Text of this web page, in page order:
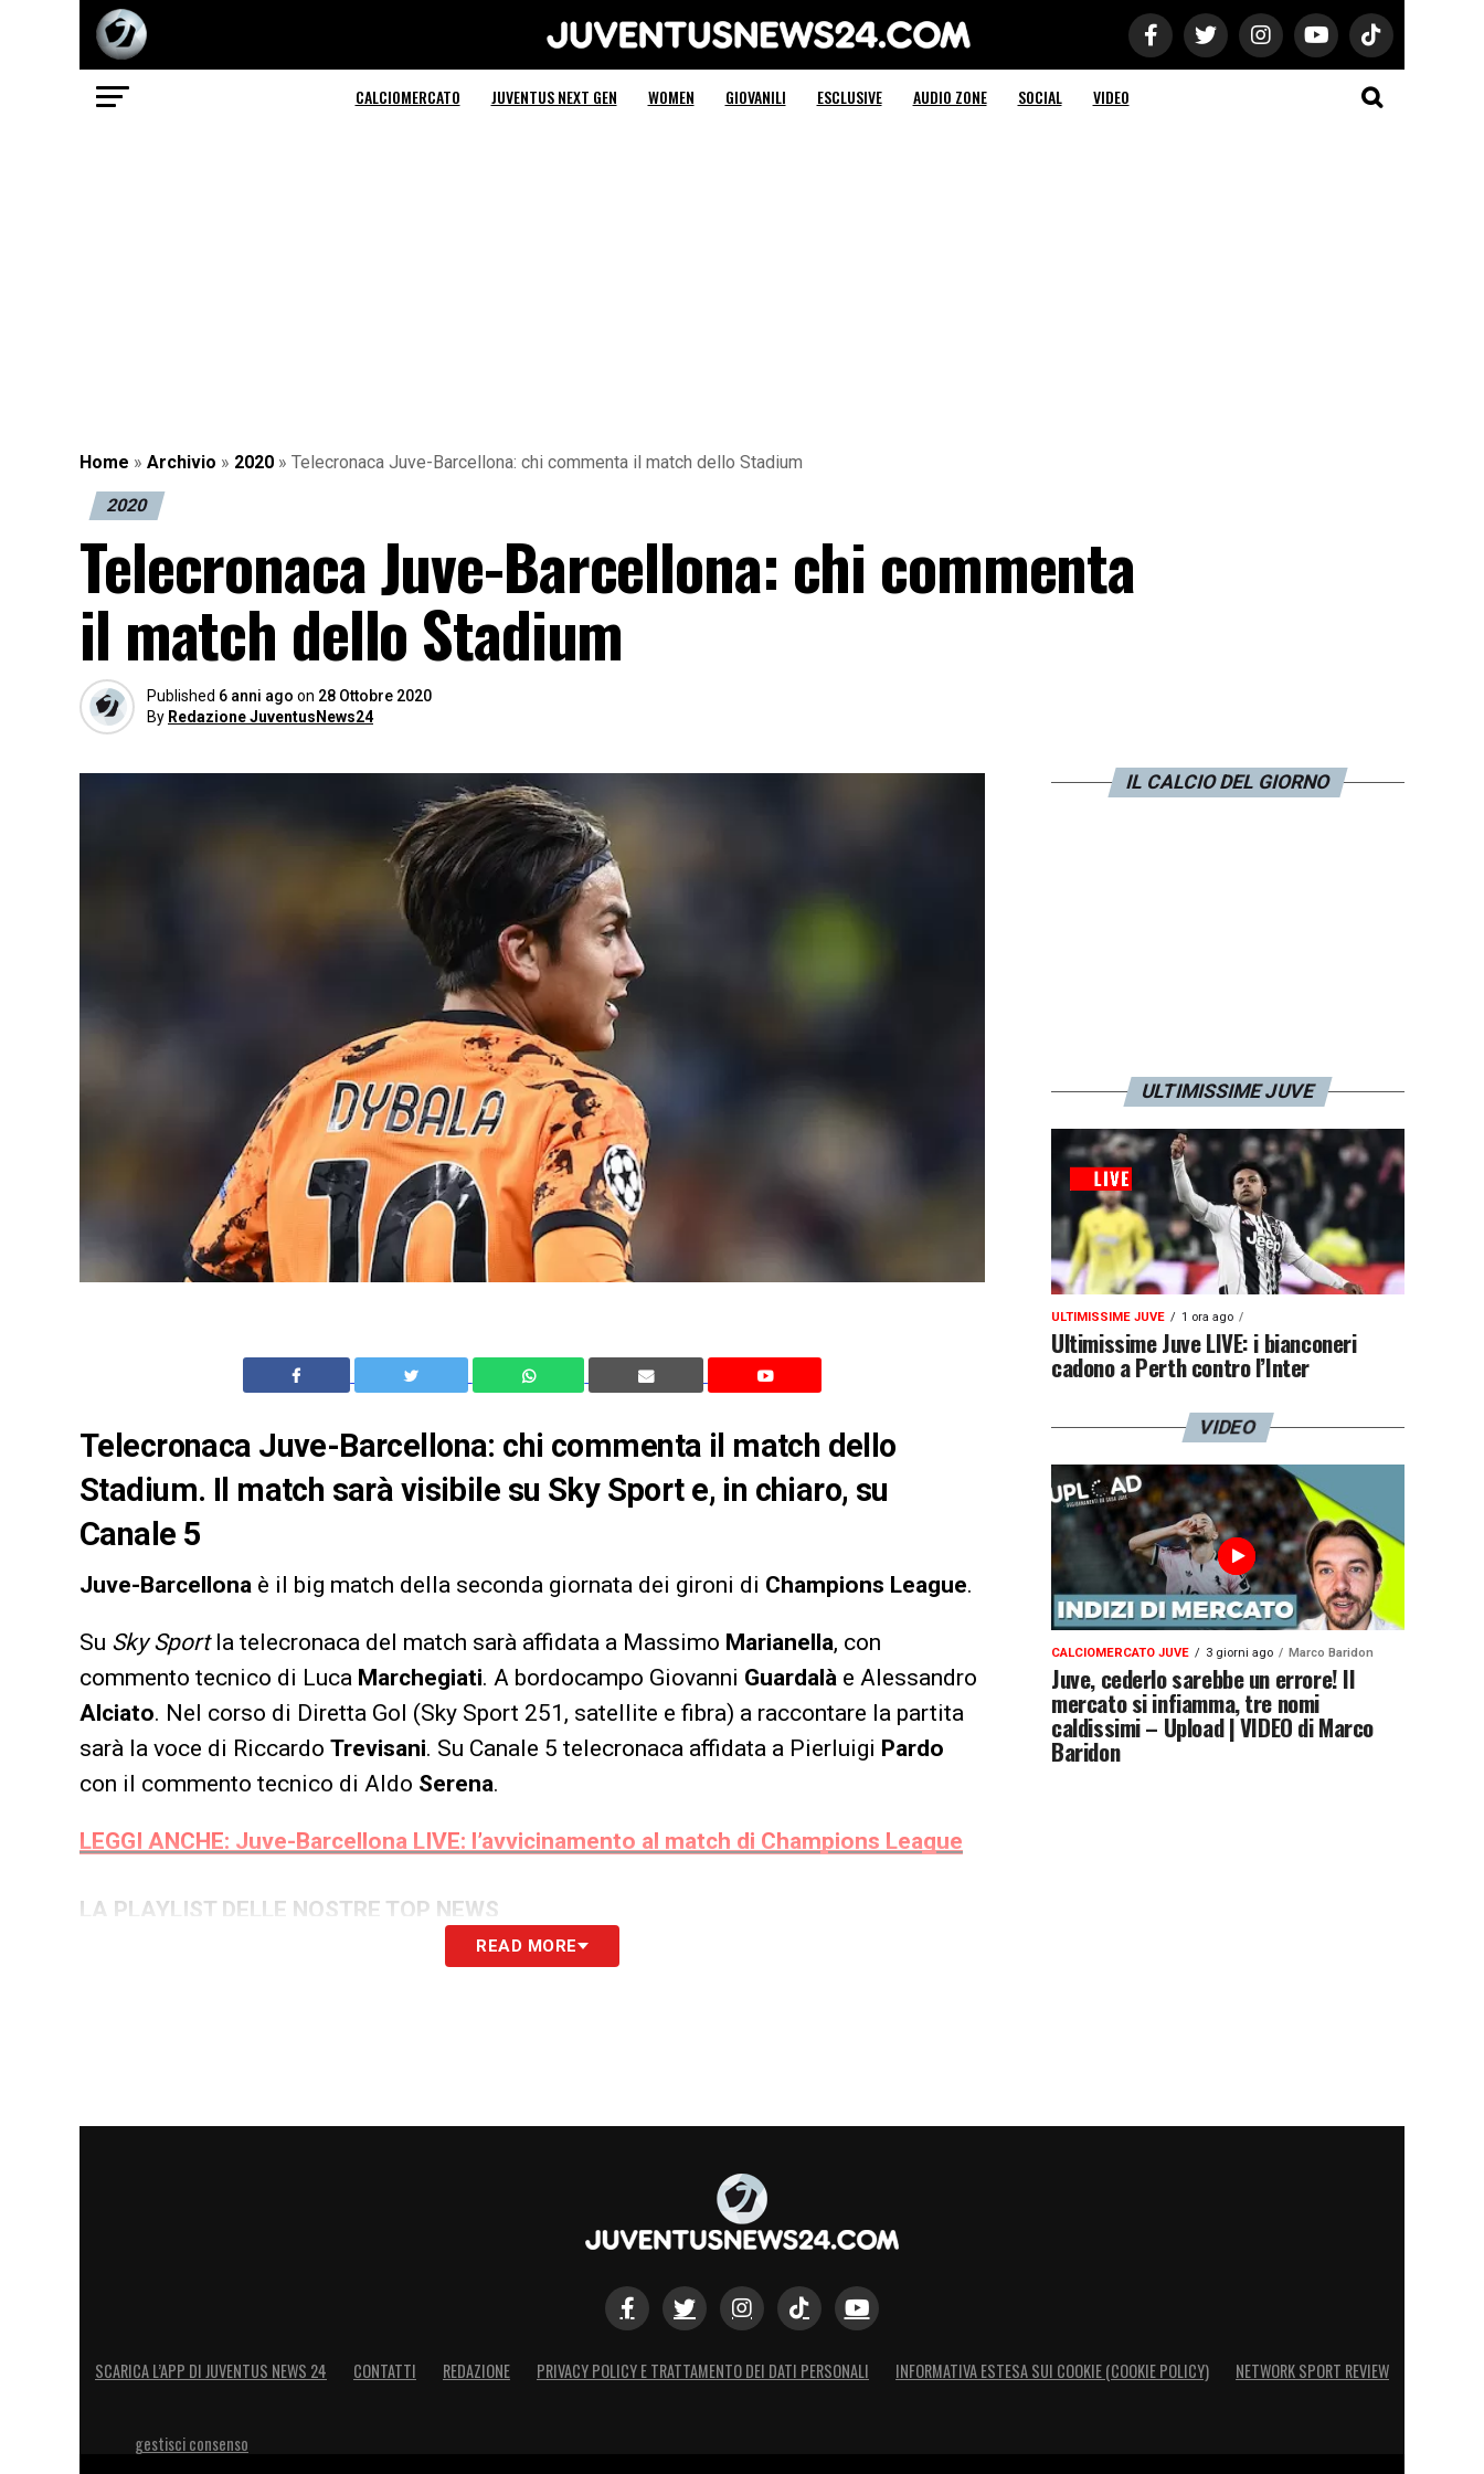
Juventus News 24
CALCIOMERCATO JUVENTUS NEXT GEN WOMEN GIOVANILI ESCLUSIVE AUDIO ZONE SOCIAL VIDEO
Home » Archivio » 2020 » Telecronaca Juve-Barcellona: chi commenta il match dello Stadium
2020
Telecronaca Juve-Barcellona: chi commenta
il match dello Stadium
Published 6 anni ago on 28 Ottobre 2020
By Redazione JuventusNews24
Telecronaca Juve-Barcellona: chi commenta il match dello
Stadium. Il match sarà visibile su Sky Sport e, in chiaro, su
Canale 5
Juve-Barcellona è il big match della seconda giornata dei gironi di Champions League.
Su Sky Sportla telecronaca del match sarà affidata a Massimo Marianella, con
commento tecnico di Luca Marchegiati. A bordocampo Giovanni Guardalà e Alessandro
Alciato. Nel corso di Diretta Gol (Sky Sport 251, satellite e fibra) a raccontare la partita
sarà la voce di Riccardo Trevisani. Su Canale 5 telecronaca affidata a Pierluigi Pardo
con il commento tecnico di Aldo Serena.
LEGGI ANCHE: Juve-Barcellona LIVE: l’avvicinamento al match di Champions League
LA PLAYLIST DELLE NOSTRE TOP NEWS
READ MORE
IL CALCIO DEL GIORNO
ULTIMISSIME JUVE
ULTIMISSIME JUVE 1 ora ago
Ultimissime Juve LIVE: i bianconeri
cadono a Perth contro l’Inter
VIDEO
CALCIOMERCATO JUVE 3 giorni ago Marco Baridon
Juve, cederlo sarebbe un errore! Il
mercato si infiamma, tre nomi
caldissimi – Upload | VIDEO di Marco
Baridon
SCARICA L’APP DI JUVENTUS NEWS 24 CONTATTI REDAZIONE PRIVACY POLICY E TRATTAMENTO DEI DATI PERSONALI INFORMATIVA ESTESA SUI COOKIE (COOKIE POLICY) NETWORK SPORT REVIEW
gestisci consenso